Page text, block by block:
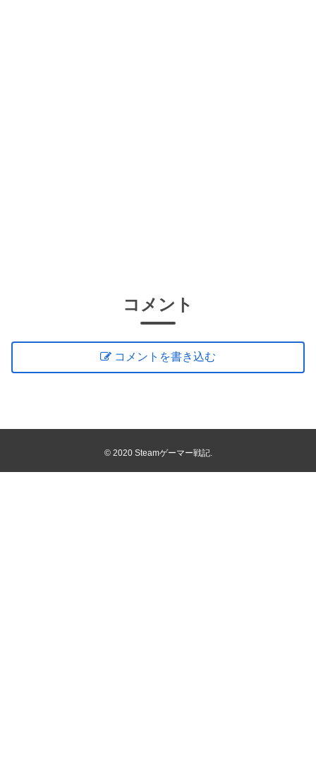
コメント
コメントを書き込む
© 2020 Steamゲーマー戦記.